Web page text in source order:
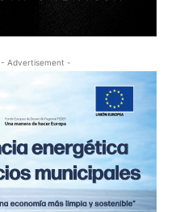
- Advertisement -